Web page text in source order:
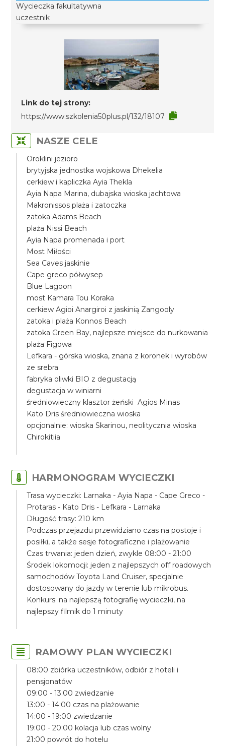
Wycieczka fakultatywna
uczestnik
Link do tej strony:
https://www.szkolenia50plus.pl/132/18107
NASZE CELE
Oroklini jezioro
brytyjska jednostka wojskowa Dhekelia
cerkiew i kapliczka Ayia Thekla
Ayia Napa Marina, dubajska wioska jachtowa
Makronissos plaża i zatoczka
zatoka Adams Beach
plaża Nissi Beach
Ayia Napa promenada i port
Most Miłości
Sea Caves jaskinie
Cape greco półwysep
Blue Lagoon
most Kamara Tou Koraka
cerkiew Agioi Anargiroi z jaskinią Zangooly
zatoka i plaża Konnos Beach
zatoka Green Bay, najlepsze miejsce do nurkowania
plaża Figowa
Lefkara - górska wioska, znana z koronek i wyrobów
ze srebra
fabryka oliwki BIO z degustacją
degustacja w winiarni
średniowieczny klasztor żeński Agios Minas
Kato Dris średniowieczna wioska
opcjonalnie: wioska Skarinou, neolitycznia wioska
Chirokitiia
HARMONOGRAM WYCIECZKI
Trasa wycieczki: Larnaka - Ayia Napa - Cape Greco -
Protaras - Kato Dris - Lefkara - Larnaka
Długość trasy: 210 km
Podczas przejazdu przewidziano czas na postoje i
posiłki, a także sesje fotograficzne i plażowanie
Czas trwania: jeden dzień, zwykle 08:00 - 21:00
Środek lokomocji: jeden z najlepszych off roadowych
samochodów Toyota Land Cruiser, specjalnie
dostosowany do jazdy w terenie lub mikrobus.
Konkurs: na najlepszą fotografię wycieczki, na
najlepszy filmik do 1 minuty
RAMOWY PLAN WYCIECZKI
08:00 zbiórka uczestników, odbiór z hoteli i
pensjonatów
09:00 - 13:00 zwiedzanie
13:00 - 14:00 czas na plażowanie
14:00 - 19:00 zwiedzanie
19:00 - 20:00 kolacja lub czas wolny
21:00 powrót do hotelu